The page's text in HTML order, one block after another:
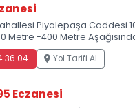
Piyalepaşa Caddesi
Metre -400 Metre
36 04 Yol Tarifi Al
Eczanesi